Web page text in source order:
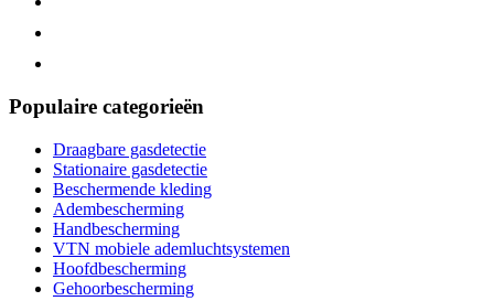
Populaire categorieën
Draagbare gasdetectie
Stationaire gasdetectie
Beschermende kleding
Adembescherming
Handbescherming
VTN mobiele ademluchtsystemen
Hoofdbescherming
Gehoorbescherming